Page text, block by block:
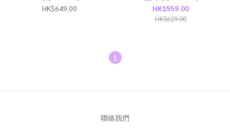
HK$649.00
HK$559.00
HK$629.00
1
聯絡我們